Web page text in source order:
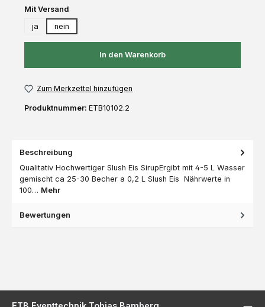
Mit Versand
ja
nein
In den Warenkorb
Zum Merkzettel hinzufügen
Produktnummer: ETB10102.2
Beschreibung
Qualitativ Hochwertiger Slush Eis SirupErgibt mit 4-5 L Wasser
gemischt ca 25-30 Becher a 0,2 L Slush Eis Nährwerte in
100… Mehr
Bewertungen